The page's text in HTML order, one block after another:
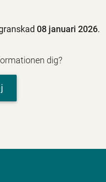
08 januari 2026.
dig?